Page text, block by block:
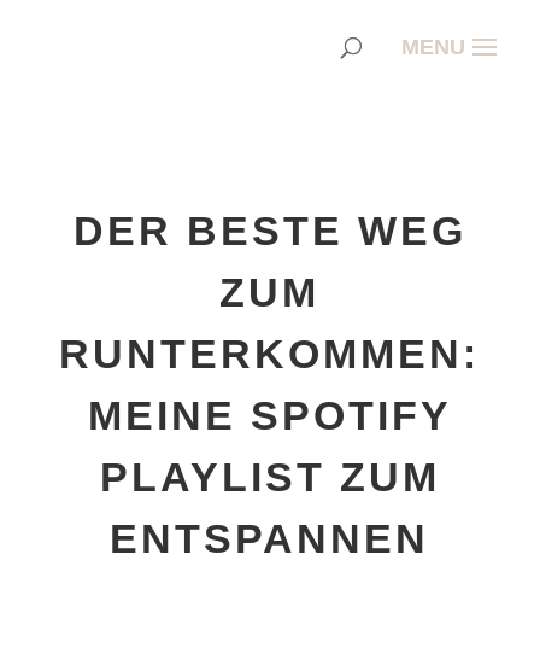
DER BESTE WEG
ZUM
RUNTERKOMMEN:
MEINE SPOTIFY
PLAYLIST ZUM
ENTSPANNEN